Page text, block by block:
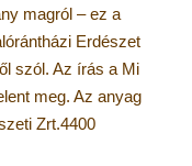
magról – ez a
Erdészet
szól. Az írás a Mi
meg. Az anyag
Zrt.4400